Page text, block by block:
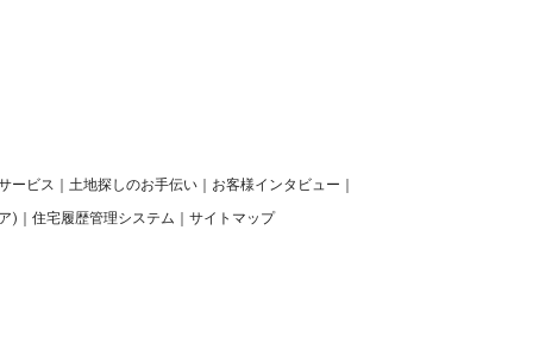
ービス 土地探しのお手伝い お客様インタビュー
) 住宅履歴管理システム サイトマップ